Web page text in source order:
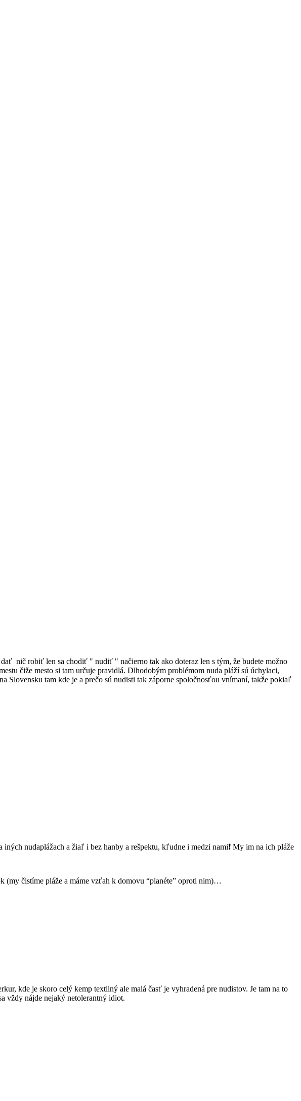
nič robiť len sa chodiť " nudiť " načierno tak ako doteraz len s tým, že budete možno
čiže mesto si tam určuje pravidlá. Dlhodobým problémom nuda pláží sú úchylaci,
Slovensku tam kde je a prečo sú nudisti tak záporne spoločnosťou vnímaní, takže pokiaľ
nudaplážach a žiaľ i bez hanby a rešpektu, kľudne i medzi nami❗️ My im na ich pláže
(my čistíme pláže a máme vzťah k domovu “planéte” oproti nim)…
kde je skoro celý kemp textilný ale malá časť je vyhradená pre nudistov. Je tam na to
vždy nájde nejaký netolerantný idiot.